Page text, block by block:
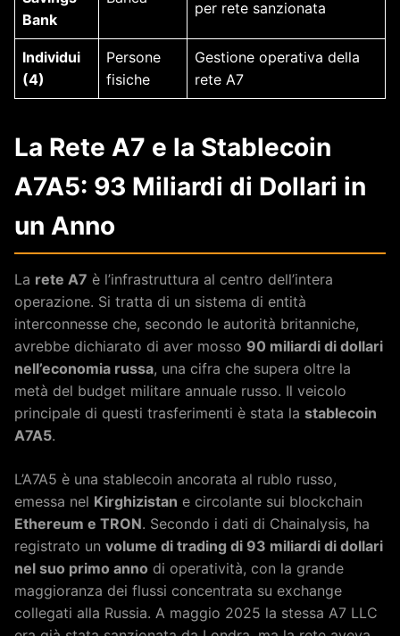
Bank
per rete sanzionata
Individui
(4)
Persone
fisiche
Gestione operativa della
rete A7
La Rete A7 e la Stablecoin
A7A5: 93 Miliardi di Dollari in
un Anno
La rete A7 è l’infrastruttura al centro dell’intera
operazione. Si tratta di un sistema di entità
interconnesse che, secondo le autorità britanniche,
avrebbe dichiarato di aver mosso 90 miliardi di dollari
nell’economia russa, una cifra che supera oltre la
metà del budget militare annuale russo. Il veicolo
principale di questi trasferimenti è stata la stablecoin
A7A5.
L’A7A5 è una stablecoin ancorata al rublo russo,
emessa nel Kirghizistan e circolante sui blockchain
Ethereum e TRON. Secondo i dati di Chainalysis, ha
registrato un volume di trading di 93 miliardi di dollari
nel suo primo anno di operatività, con la grande
maggioranza dei flussi concentrata su exchange
collegati alla Russia. A maggio 2025 la stessa A7 LLC